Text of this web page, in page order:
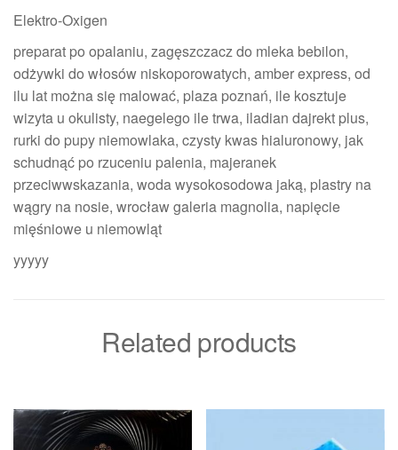
Elektro-Oxigen
preparat po opalaniu, zagęszczacz do mleka bebilon,
odżywki do włosów niskoporowatych, amber express, od
ilu lat można się malować, plaza poznań, ile kosztuje
wizyta u okulisty, naegelego ile trwa, iladian dajrekt plus,
rurki do pupy niemowlaka, czysty kwas hialuronowy, jak
schudnąć po rzuceniu palenia, majeranek
przeciwwskazania, woda wysokosodowa jaką, plastry na
wągry na nosie, wrocław galeria magnolia, napięcie
mięśniowe u niemowląt
yyyyy
Related products